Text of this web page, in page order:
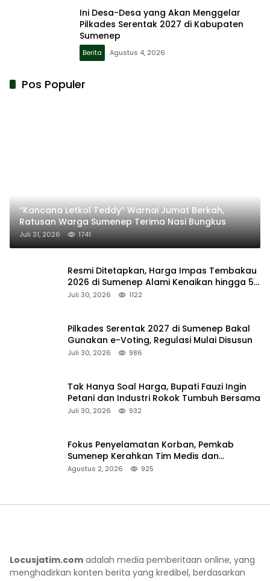
Ini Desa-Desa yang Akan Menggelar
Pilkades Serentak 2027 di Kabupaten
Sumenep
Berita Agustus 4, 2026
Pos Populer
“Kancana Letkol Teddy” Warnai Jumat Berkah,
Ratusan Warga Sumenep Terima Nasi Bungkus
Juli 31, 2026 1741
Resmi Ditetapkan, Harga Impas Tembakau
2026 di Sumenep Alami Kenaikan hingga 5
Persen
Juli 30, 2026 1122
Pilkades Serentak 2027 di Sumenep Bakal
Gunakan e-Voting, Regulasi Mulai Disusun
Juli 30, 2026 986
Tak Hanya Soal Harga, Bupati Fauzi Ingin
Petani dan Industri Rokok Tumbuh Bersama
Juli 30, 2026 932
Fokus Penyelamatan Korban, Pemkab
Sumenep Kerahkan Tim Medis dan
Ambulans ke Pelabuhan Kalianget
Agustus 2, 2026 925
Locusjatim.com adalah media pemberitaan online, yang
menghadirkan konten berita yang kredibel, berdasarkan